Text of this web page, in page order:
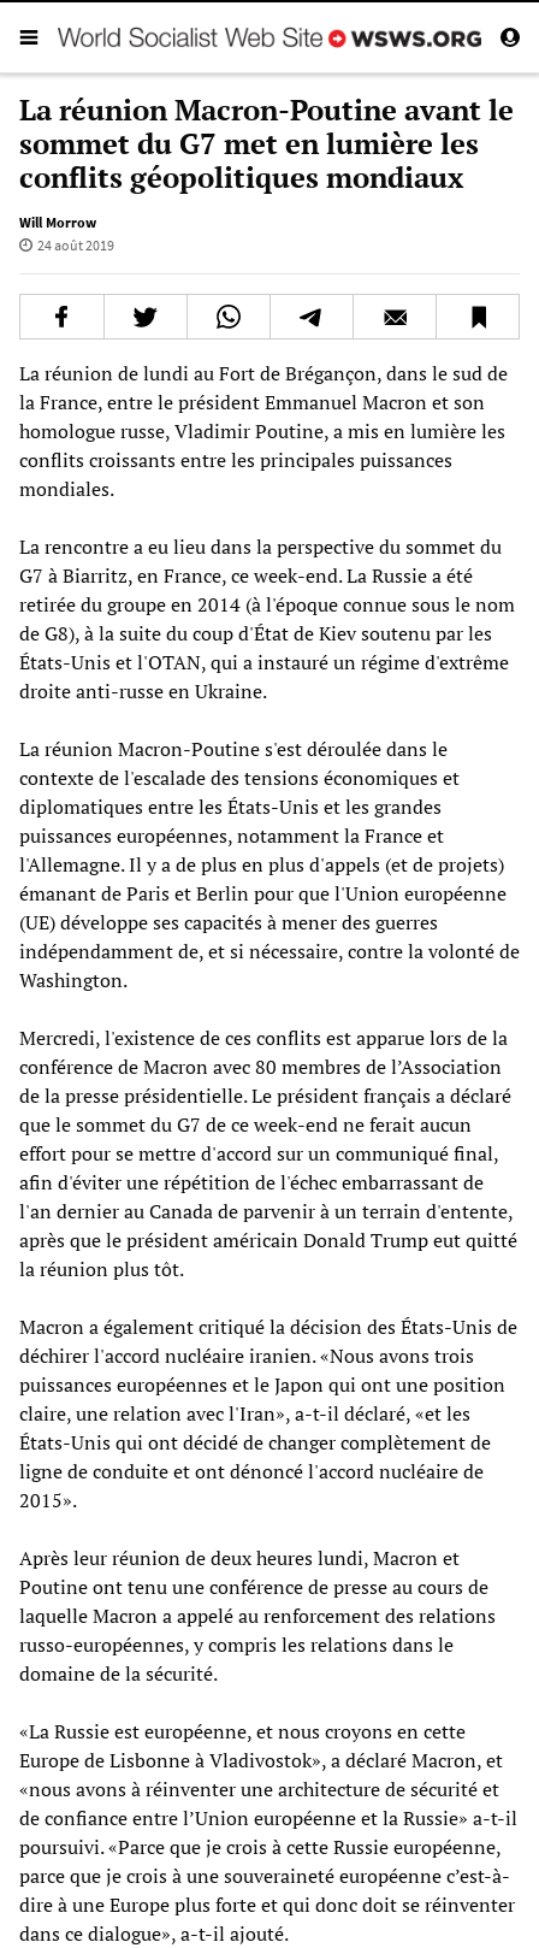
La réunion Macron-Poutine avant le
sommet du G7 met en lumière les
conflits géopolitiques mondiaux
Will Morrow
24 août 2019
La réunion de lundi au Fort de Brégançon, dans le sud de
la France, entre le président Emmanuel Macron et son
homologue russe, Vladimir Poutine, a mis en lumière les
conflits croissants entre les principales puissances
mondiales.
La rencontre a eu lieu dans la perspective du sommet du
G7 à Biarritz, en France, ce week-end. La Russie a été
retirée du groupe en 2014 (à l'époque connue sous le nom
de G8), à la suite du coup d'État de Kiev soutenu par les
États-Unis et l'OTAN, qui a instauré un régime d'extrême
droite anti-russe en Ukraine.
La réunion Macron-Poutine s'est déroulée dans le
contexte de l'escalade des tensions économiques et
diplomatiques entre les États-Unis et les grandes
puissances européennes, notamment la France et
l'Allemagne. Il y a de plus en plus d'appels (et de projets)
émanant de Paris et Berlin pour que l'Union européenne
(UE) développe ses capacités à mener des guerres
indépendamment de, et si nécessaire, contre la volonté de
Washington.
Mercredi, l'existence de ces conflits est apparue lors de la
conférence de Macron avec 80 membres de l’Association
de la presse présidentielle. Le président français a déclaré
que le sommet du G7 de ce week-end ne ferait aucun
effort pour se mettre d'accord sur un communiqué final,
afin d'éviter une répétition de l'échec embarrassant de
l'an dernier au Canada de parvenir à un terrain d'entente,
après que le président américain Donald Trump eut quitté
la réunion plus tôt.
Macron a également critiqué la décision des États-Unis de
déchirer l'accord nucléaire iranien. «Nous avons trois
puissances européennes et le Japon qui ont une position
claire, une relation avec l'Iran», a-t-il déclaré, «et les
États-Unis qui ont décidé de changer complètement de
ligne de conduite et ont dénoncé l'accord nucléaire de
2015».
Après leur réunion de deux heures lundi, Macron et
Poutine ont tenu une conférence de presse au cours de
laquelle Macron a appelé au renforcement des relations
russo-européennes, y compris les relations dans le
domaine de la sécurité.
«La Russie est européenne, et nous croyons en cette
Europe de Lisbonne à Vladivostok», a déclaré Macron, et
«nous avons à réinventer une architecture de sécurité et
de confiance entre l’Union européenne et la Russie» a-t-il
poursuivi. «Parce que je crois à cette Russie européenne,
parce que je crois à une souveraineté européenne c’est-à-
dire à une Europe plus forte et qui donc doit se réinventer
dans ce dialogue», a-t-il ajouté.